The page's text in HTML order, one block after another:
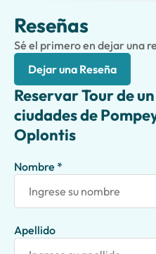
Reseñas
Sé el primero en dejar una
Dejar una Reseña
Reservar Tour de
ciudades de
Oplontis
Nombre *
Apellido